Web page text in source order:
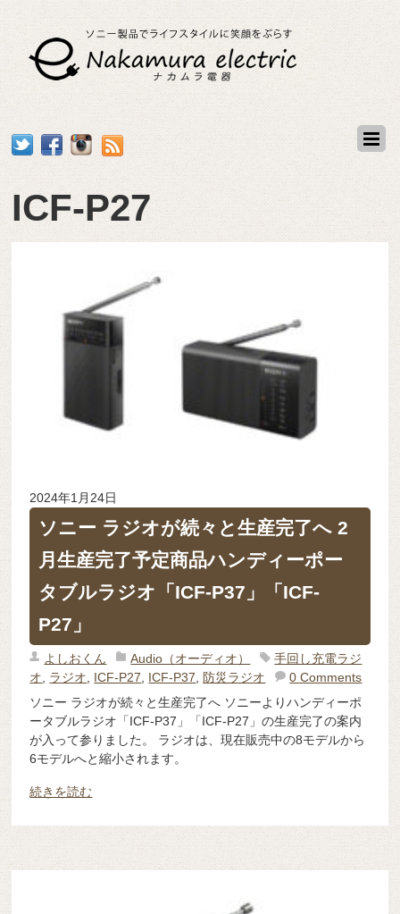
ICF-P27
2024年1月24日
ソニー ラジオが続々と生産完了へ 2
月生産完了予定商品ハンディーポー
タブルラジオ「ICF-P37」「ICF-
P27」
よしおくん Audio（オーディオ）
手回し充電ラジ
オ
ラジオ ICF-P27 ICF-P37 防災ラジオ
0 Comments
ソニー ラジオが続々と生産完了へ ソニーよりハンディーポ
ータブルラジオ「ICF-P37」「ICF-P27」の生産完了の案内
が入って参りました。 ラジオは、現在販売中の8モデルから
6モデルへと縮小されます。
続きを読む